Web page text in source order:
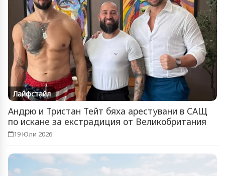
Лайфстайл
Андрю и Тристан Тейт бяха арестувани в САЩ
по искане за екстрадиция от Великобритания
19 Юли 2026